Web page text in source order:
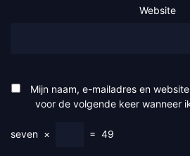
Website
Mijn naam, e-mailadres en
voor de volgende keer wanneer
seven × = 49